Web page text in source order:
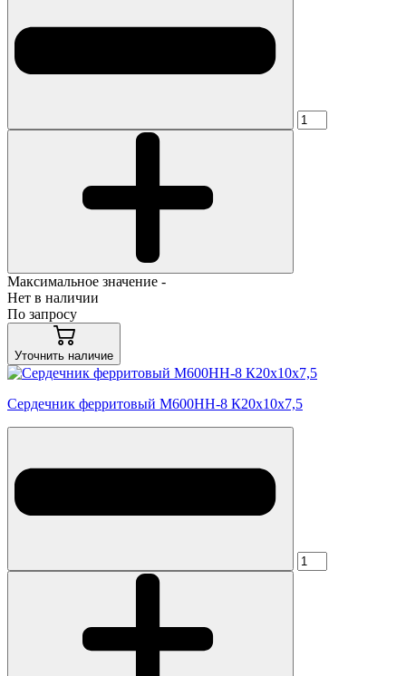
Максимальное значение -
Нет в наличии
По запросу
Уточнить наличие
Сердечник ферритовый М600НН-8 К20х10х7,5